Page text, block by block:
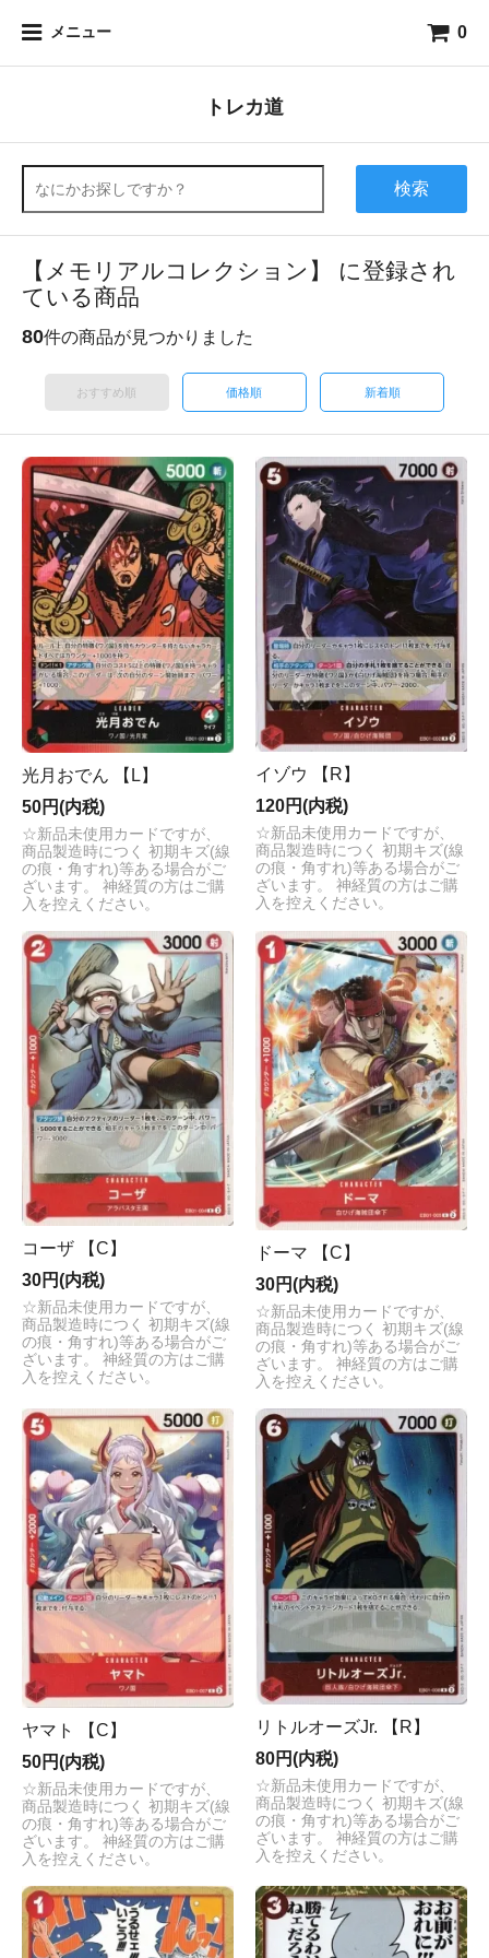
メニュー 0
トレカ道
検索
【メモリアルコレクション】 に登録され
ている商品
80件の商品が見つかりました
おすすめ順 価格順 新着順
光月おでん 【L】
50円(内税)
☆新品未使用カードですが、
商品製造時につく 初期キズ(線
の痕・角すれ)等ある場合がご
ざいます。 神経質の方はご購
入を控えください。
イゾウ 【R】
120円(内税)
☆新品未使用カードですが、
商品製造時につく 初期キズ(線
の痕・角すれ)等ある場合がご
ざいます。 神経質の方はご購
入を控えください。
コーザ 【C】
30円(内税)
☆新品未使用カードですが、
商品製造時につく 初期キズ(線
の痕・角すれ)等ある場合がご
ざいます。 神経質の方はご購
入を控えください。
ドーマ 【C】
30円(内税)
☆新品未使用カードですが、
商品製造時につく 初期キズ(線
の痕・角すれ)等ある場合がご
ざいます。 神経質の方はご購
入を控えください。
ヤマト 【C】
50円(内税)
☆新品未使用カードですが、
商品製造時につく 初期キズ(線
の痕・角すれ)等ある場合がご
ざいます。 神経質の方はご購
入を控えください。
リトルオーズJr. 【R】
80円(内税)
☆新品未使用カードですが、
商品製造時につく 初期キズ(線
の痕・角すれ)等ある場合がご
ざいます。 神経質の方はご購
入を控えください。